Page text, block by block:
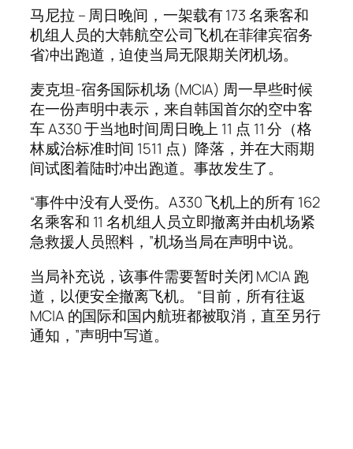
马尼拉 – 周日晚间，一架载有 173 名乘客和
机组人员的大韩航空公司飞机在菲律宾宿务
省冲出跑道，迫使当局无限期关闭机场。
麦克坦-宿务国际机场 (MCIA) 周一早些时候
在一份声明中表示，来自韩国首尔的空中客
车 A330 于当地时间周日晚上 11 点 11 分（格
林威治标准时间 1511 点）降落，并在大雨期
间试图着陆时冲出跑道。事故发生了。
“事件中没有人受伤。A330 飞机上的所有 162
名乘客和 11 名机组人员立即撤离并由机场紧
急救援人员照料，”机场当局在声明中说。
当局补充说，该事件需要暂时关闭 MCIA 跑
道，以便安全撤离飞机。 “目前，所有往返
MCIA 的国际和国内航班都被取消，直至另行
通知，”声明中写道。